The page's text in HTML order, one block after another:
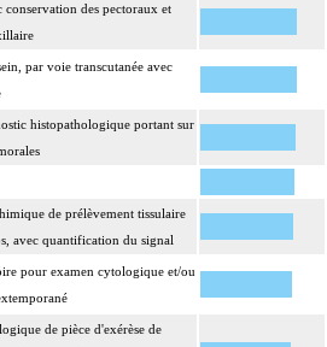
conservation des pectoraux et
par voie transcutanée avec
histopathologique portant sur
de prélèvement tissulaire
avec quantification du signal
pour examen cytologique et/ou
de pièce d'exérèse de